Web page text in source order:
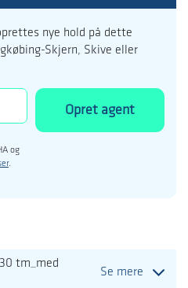
nye hold på dette
Skjern, Skive eller
Opret agent
og
.
tm_med
Se mere